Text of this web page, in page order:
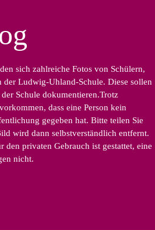
sich zahlreiche Fotos von Schülern,
der Ludwig-Uhland-Schule. Diese sollen
Schule dokumentieren.Trotz
dass eine Person kein
gegeben hat. Bitte teilen Sie
wird dann selbstverständlich entfernt.
den privaten Gebrauch ist gestattet, eine
nicht.